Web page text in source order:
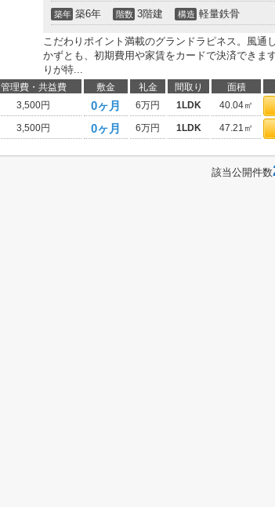
築年 築6年 階数 3階建 構造 軽量鉄骨
こだわりポイント満載のグランドラピネス。風通
かずとも、初期費用や家賃をカードで決済できま
りが特...
管理費・共益費 敷金 礼金 間取り 面積
3,500円 0ヶ月 6万円 1LDK 40.04㎡
3,500円 0ヶ月 6万円 1LDK 47.21㎡
該当公開件数